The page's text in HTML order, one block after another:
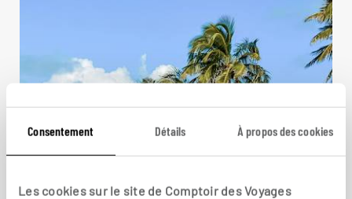
Consentement Détails À propos des cookies
Les cookies sur le site de Comptoir des Voyages